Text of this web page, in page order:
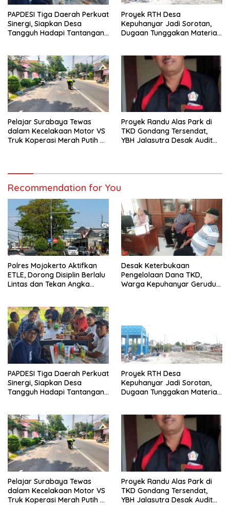
PAPDESI Tiga Daerah Perkuat
Sinergi, Siapkan Desa
Tangguh Hadapi Tantangan
Proyek RTH Desa
Kepuhanyar Jadi Sorotan,
Dugaan Tunggakan Material
Pelajar Surabaya Tewas
dalam Kecelakaan Motor VS
Truk Koperasi Merah Putih di
Proyek Randu Alas Park di
TKD Gondang Tersendat,
YBH Jalasutra Desak Audit
Recommendation for You
Polres Mojokerto Aktifkan
ETLE, Dorong Disiplin Berlalu
Lintas dan Tekan Angka
Desak Keterbukaan
Pengelolaan Dana TKD,
Warga Kepuhanyar Geruduk
PAPDESI Tiga Daerah Perkuat
Sinergi, Siapkan Desa
Tangguh Hadapi Tantangan
Proyek RTH Desa
Kepuhanyar Jadi Sorotan,
Dugaan Tunggakan Material
Pelajar Surabaya Tewas
dalam Kecelakaan Motor VS
Truk Koperasi Merah Putih di
Proyek Randu Alas Park di
TKD Gondang Tersendat,
YBH Jalasutra Desak Audit